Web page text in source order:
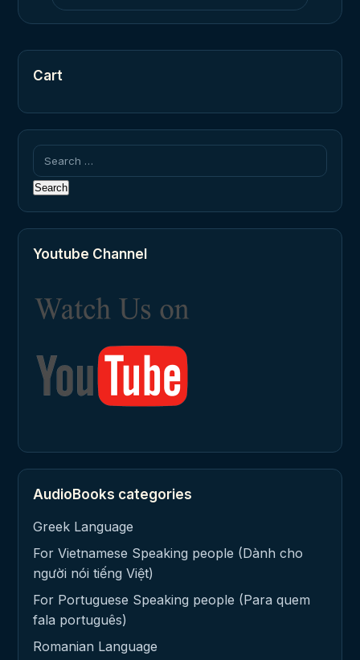
Cart
Search
for:
Youtube Channel
AudioBooks categories
Greek Language
For Vietnamese Speaking people (Dành cho
người nói tiếng Việt)
For Portuguese Speaking people (Para quem
fala português)
Romanian Language